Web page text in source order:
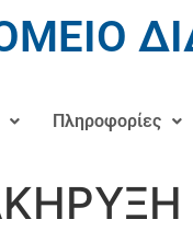
Πληροφορίες